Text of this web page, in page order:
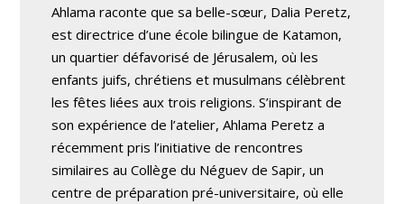
Ahlama raconte que sa belle-sœur, Dalia Peretz,
est directrice d’une école bilingue de Katamon,
un quartier défavorisé de Jérusalem, où les
enfants juifs, chrétiens et musulmans célèbrent
les fêtes liées aux trois religions. S’inspirant de
son expérience de l’atelier, Ahlama Peretz a
récemment pris l’initiative de rencontres
similaires au Collège du Néguev de Sapir, un
centre de préparation pré-universitaire, où elle